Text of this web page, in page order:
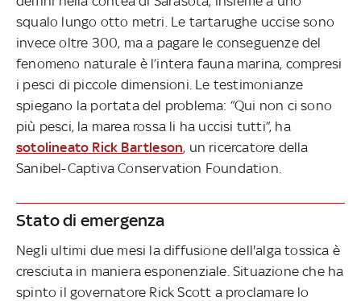
squalo lungo otto metri. Le tartarughe uccise sono
invece oltre 300, ma a pagare le conseguenze del
fenomeno naturale è l’intera fauna marina, compresi
i pesci di piccole dimensioni. Le testimonianze
spiegano la portata del problema: “Qui non ci sono
più pesci, la marea rossa li ha uccisi tutti”, ha
sotolineato Rick Bartleson, un ricercatore della
Sanibel-Captiva Conservation Foundation.
Stato di emergenza
Negli ultimi due mesi la diffusione dell'alga tossica è
cresciuta in maniera esponenziale. Situazione che ha
spinto il governatore Rick Scott a proclamare lo